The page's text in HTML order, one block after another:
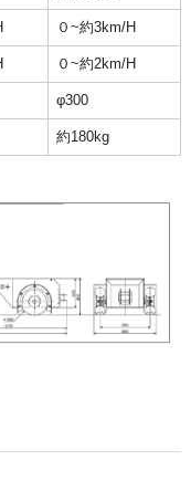
０~約3km/H
０~約2km/H
φ300
約180kg